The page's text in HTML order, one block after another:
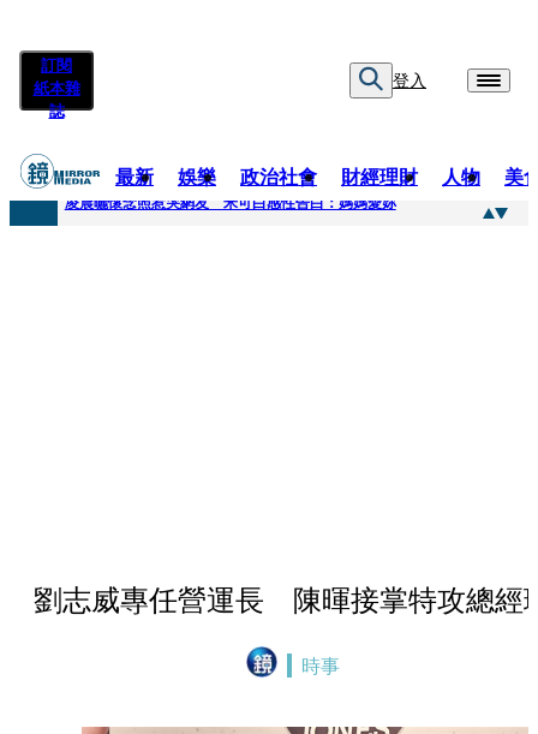
訂閱
紙本雜
誌
登入
最新 娛樂 政治社會 財經理財 人物 美
快訊
凌晨曬懷念照惹哭網友 米可白感性告白：媽媽愛妳
劉志威專任營運長 陳暉接掌特攻總經
時事